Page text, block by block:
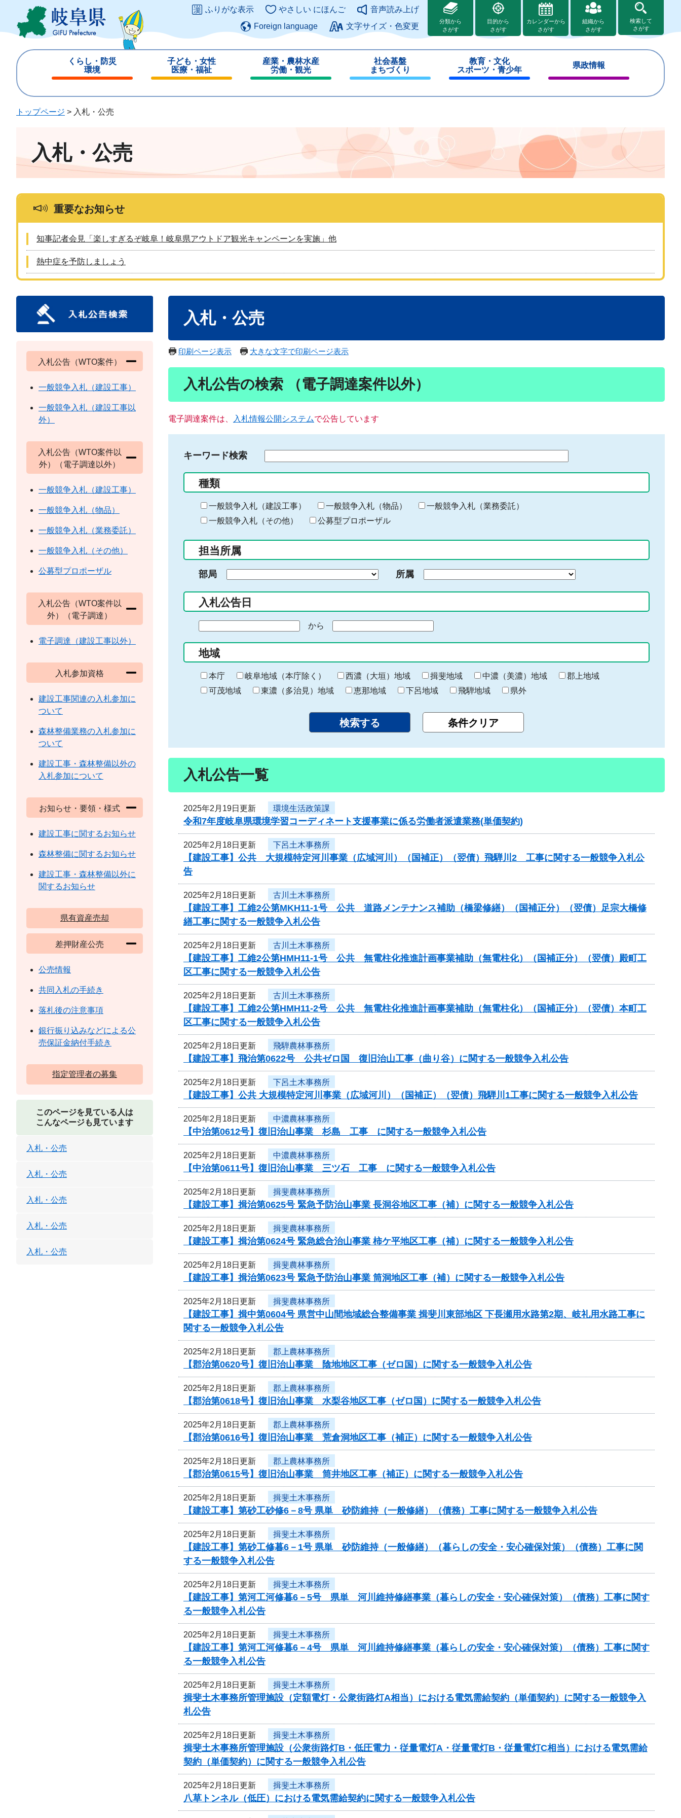
ジ
ュ
このページの本文へ
ふりがな表示 やさしい にほんご
音声読み上げ
Foreign language
文字サイズ・色変更
分類から
さがす
目的から
さがす
カレンダーから
さがす
組織から
さがす
検索して
さがす
くらし・防災
環境
じ
子ども・女性
医療・福祉
じ
産業・農林水産
労働・観光
じ
社会基盤
まちづくり
じ
教育・文化
スポーツ・青少年
じ
県政情報
じ
トップページ > 入札・公売
入札・公売
重要なお知らせ
知事記者会見「楽しすぎるぞ岐阜！岐阜県アウトドア観光キャンペーンを実施」他
熱中症を予防しましょう
入札・公売
印刷ページ表示 大きな文字で印刷ページ表示
入札公告の検索 （電子調達案件以外）
電子調達案件は、 入札情報公開システムで公告しています
キーワード検索
る
キ
ー
ー
入
力
種類
一般競争入札（建設工事） 一般競争入札（物品）
一般競争入札（業務委託）
一般競争入札（その他）
公募型プロポーザル
担当所属
部局 所属
入札公告日
の
始
ま
り
から
終
わ
り
地域
本庁 岐阜地域（本庁除く） 西濃（大垣）地域 揖斐地域 中濃（美濃）地域
郡上地域
可茂地域
東濃（多治見）地域 恵那地域 下呂地域 飛騨地域 県外
入札公告一覧
2025年2月19日更新 環境生活政策課
令和7年度岐阜県環境学習コーディネート支援事業に係る労働者派遣業務(単価契約)
2025年2月18日更新 下呂土木事務所
【建設工事】公共 大規模特定河川事業（広域河川）（国補正）（翌債）飛騨川2 工事に関する一般競争入札公
告
2025年2月18日更新 古川土木事務所
【建設工事】工維2公第MKH11-1号 公共 道路メンテナンス補助（橋梁修繕）（国補正分）（翌債）足宗大橋修
繕工事に関する一般競争入札公告
2025年2月18日更新 古川土木事務所
【建設工事】工維2公第HMH11-1号 公共 無電柱化推進計画事業補助（無電柱化）（国補正分）（翌債）殿町工
区工事に関する一般競争入札公告
2025年2月18日更新 古川土木事務所
【建設工事】工維2公第HMH11-2号 公共 無電柱化推進計画事業補助（無電柱化）（国補正分）（翌債）本町工
区工事に関する一般競争入札公告
2025年2月18日更新 飛騨農林事務所
【建設工事】飛治第0622号 公共ゼロ国 復旧治山工事（曲り谷）に関する一般競争入札公告
2025年2月18日更新 下呂土木事務所
【建設工事】公共 大規模特定河川事業（広域河川）（国補正）（翌債）飛騨川1工事に関する一般競争入札公告
2025年2月18日更新 中濃農林事務所
【中治第0612号】復旧治山事業 杉島 工事 に関する一般競争入札公告
2025年2月18日更新 中濃農林事務所
【中治第0611号】復旧治山事業 三ツ石 工事 に関する一般競争入札公告
2025年2月18日更新 揖斐農林事務所
【建設工事】揖治第0625号 緊急予防治山事業 長洞谷地区工事（補）に関する一般競争入札公告
2025年2月18日更新 揖斐農林事務所
【建設工事】揖治第0624号 緊急総合治山事業 柿ケ平地区工事（補）に関する一般競争入札公告
2025年2月18日更新 揖斐農林事務所
【建設工事】揖治第0623号 緊急予防治山事業 筒洞地区工事（補）に関する一般競争入札公告
2025年2月18日更新 揖斐農林事務所
【建設工事】揖中第0604号 県営中山間地域総合整備事業 揖斐川東部地区 下長瀬用水路第2期、岐礼用水路工事に
関する一般競争入札公告
2025年2月18日更新 郡上農林事務所
【郡治第0620号】復旧治山事業 陰地地区工事（ゼロ国）に関する一般競争入札公告
2025年2月18日更新 郡上農林事務所
【郡治第0618号】復旧治山事業 水梨谷地区工事（ゼロ国）に関する一般競争入札公告
2025年2月18日更新 郡上農林事務所
【郡治第0616号】復旧治山事業 荒倉洞地区工事（補正）に関する一般競争入札公告
2025年2月18日更新 郡上農林事務所
【郡治第0615号】復旧治山事業 筒井地区工事（補正）に関する一般競争入札公告
2025年2月18日更新 揖斐土木事務所
【建設工事】第砂工砂修6－8号 県単 砂防維持（一般修繕）（債務）工事に関する一般競争入札公告
2025年2月18日更新 揖斐土木事務所
【建設工事】第砂工修暮6－1号 県単 砂防維持（一般修繕）（暮らしの安全・安心確保対策）（債務）工事に関
する一般競争入札公告
2025年2月18日更新 揖斐土木事務所
【建設工事】第河工河修暮6－5号 県単 河川維持修繕事業（暮らしの安全・安心確保対策）（債務）工事に関す
る一般競争入札公告
2025年2月18日更新 揖斐土木事務所
【建設工事】第河工河修暮6－4号 県単 河川維持修繕事業（暮らしの安全・安心確保対策）（債務）工事に関す
る一般競争入札公告
2025年2月18日更新 揖斐土木事務所
揖斐土木事務所管理施設（定額電灯・公衆街路灯A相当）における電気需給契約（単価契約）に関する一般競争入
札公告
2025年2月18日更新 揖斐土木事務所
揖斐土木事務所管理施設（公衆街路灯B・低圧電力・従量電灯A・従量電灯B・従量電灯C相当）における電気需給
契約（単価契約）に関する一般競争入札公告
2025年2月18日更新 揖斐土木事務所
八草トンネル（低圧）における電気需給契約に関する一般競争入札公告
入札公告（WTO案件）
一般競争入札（建設工事）
一般競争入札（建設工事以
外）
入札公告（WTO案件以
外）（電子調達以外）
一般競争入札（建設工事）
一般競争入札（物品）
一般競争入札（業務委託）
一般競争入札（その他）
公募型プロポーザル
入札公告（WTO案件以
外）（電子調達）
電子調達（建設工事以外）
入札参加資格
建設工事関連の入札参加に
ついて
森林整備業務の入札参加に
ついて
建設工事・森林整備以外の
入札参加について
お知らせ・要領・様式
建設工事に関するお知らせ
森林整備に関するお知らせ
建設工事・森林整備以外に
関するお知らせ
県有資産売却
差押財産公売
公売情報
共同入札の手続き
落札後の注意事項
銀行振り込みなどによる公
売保証金納付手続き
指定管理者の募集
このページを見ている人は
こんなページも見ています
入札・公売
入札・公売
入札・公売
入札・公売
入札・公売